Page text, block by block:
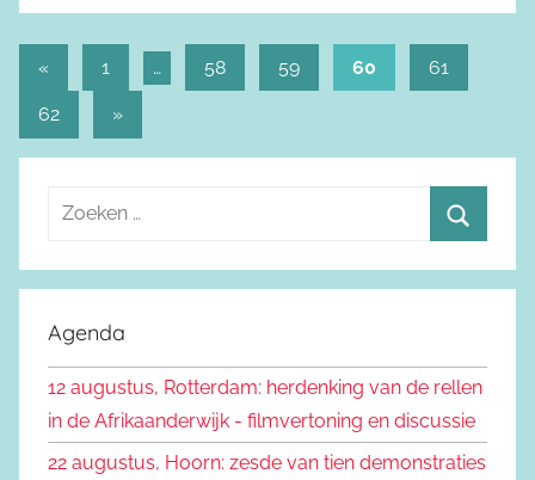
Berichtnavigatie
« Vorige1 … 58 59 60 61
62
Volgende
»
e
e
n
a
o
e
n
Agenda
12 augustus, Rotterdam: herdenking van de rellen
in de Afrikaanderwijk - filmvertoning en discussie
22 augustus, Hoorn: zesde van tien demonstraties